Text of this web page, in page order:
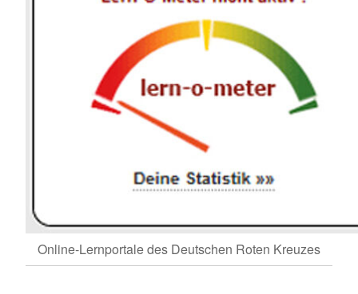
Online-Lernportale des Deutschen Roten Kreuzes